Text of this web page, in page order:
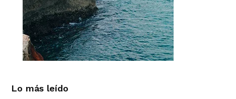
Lo más leído